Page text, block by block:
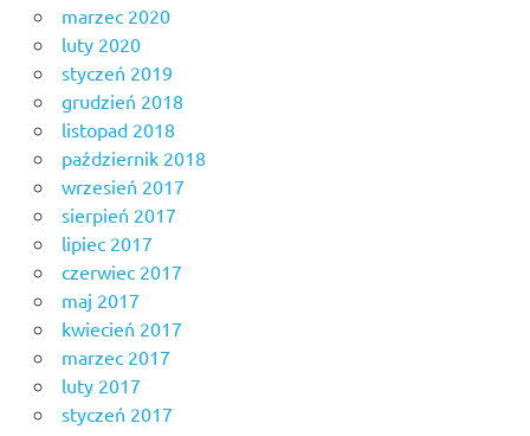
marzec 2020
luty 2020
styczeń 2019
grudzień 2018
listopad 2018
październik 2018
wrzesień 2017
sierpień 2017
lipiec 2017
czerwiec 2017
maj 2017
kwiecień 2017
marzec 2017
luty 2017
styczeń 2017